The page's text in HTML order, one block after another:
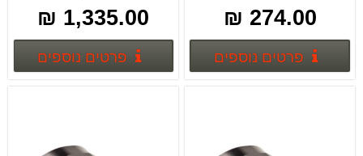
274.00 ₪
פרטים נוספיםפרטים נוספים
1,335.00 ₪
פרטים נוספים